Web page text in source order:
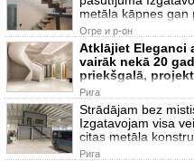
metāla kāpnes gan
Огре и р-он
Atklājiet Eleganci
vairāk nekā 20
priekšgalā,
Рига
Strādājam bez
Izgatavojam visa
citas metāla
Рига